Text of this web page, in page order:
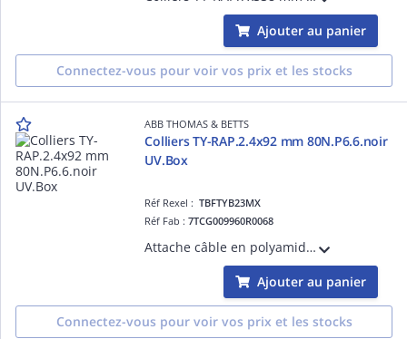
Ajouter au panier
Connectez-vous pour voir vos prix et les stocks
ABB THOMAS & BETTS
Colliers TY-RAP.2.4x92 mm 80N.P6.6.noir
UV.Box
Réf Rexel :TBFTYB23MX
Réf Fab :7TCG009960R0068
Attache câble en polyamide noir, résiste jusqu'à 105°C, adaptée intérieur/extérieur type 2/21 plénum AH-2, longueur 92 mm, largeur 2,4 mm Résistance à la traction 80 N, emballage boîte d'établi.
Ajouter au panier
Connectez-vous pour voir vos prix et les stocks